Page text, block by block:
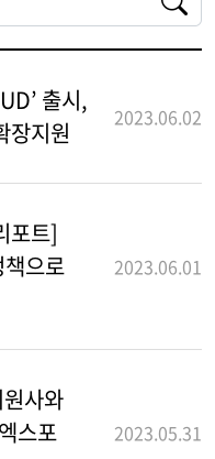
출시,
장지원
2023.06.02
포트]
으로
2023.06.01
사와
스포
2023.05.31